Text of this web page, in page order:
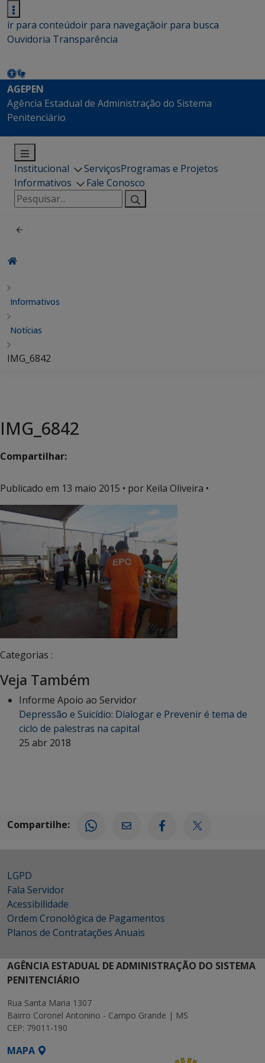
ir para conteúdoir para navegaçãoir para busca
Ouvidoria Transparência
AGEPEN
Agência Estadual de Administração do Sistema
Penitenciário
Institucional ServiçosProgramas e Projetos
Informativos
Fale Conosco
Pesquisar
por:
Informativos
Notícias
IMG_6842
IMG_6842
Compartilhar:
Publicado em 13 maio 2015 • por Keila Oliveira •
Categorias :
Veja Também
Informe Apoio ao Servidor
Depressão e Suicídio: Dialogar e Prevenir é tema de
ciclo de palestras na capital
25 abr 2018
Compartilhe:
LGPD
Fala Servidor
Acessibilidade
Ordem Cronológica de Pagamentos
Planos de Contratações Anuais
AGÊNCIA ESTADUAL DE ADMINISTRAÇÃO DO SISTEMA
PENITENCIÁRIO
Rua Santa Maria 1307
Bairro Coronel Antonino - Campo Grande | MS
CEP: 79011-190
MAPA